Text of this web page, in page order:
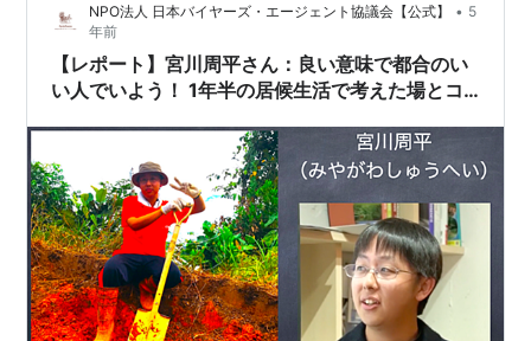
を耳にすることが増えたのではないでしょうか。 今回は
アオイエという一風変わったシェ…
NPO法人 日本バイヤーズ・エージェント協議会【公式】 • 5
年前
【レポート】宮川周平さん：良い意味で都合のい
い人でいよう！ 1年半の居候生活で考えた場とコ